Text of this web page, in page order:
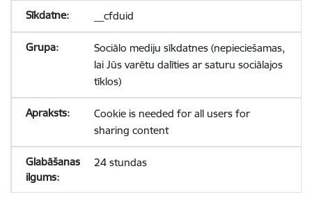
__cfduid
Sociālo mediju sīkdatnes (nepieciešamas,
lai Jūs varētu dalīties ar saturu sociālajos
tīklos)
Cookie is needed for all users for
sharing content
24 stundas